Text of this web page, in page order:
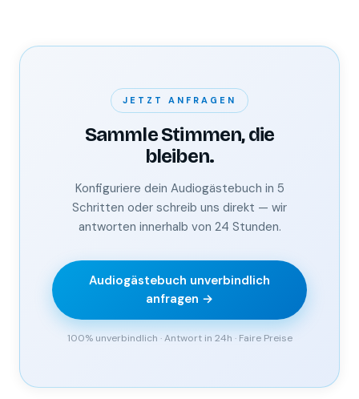
JETZT ANFRAGEN
Sammle Stimmen, die
bleiben.
Konfiguriere dein Audiogästebuch in 5
Schritten oder schreib uns direkt — wir
antworten innerhalb von 24 Stunden.
Audiogästebuch unverbindlich
anfragen →
100% unverbindlich · Antwort in 24h · Faire Preise